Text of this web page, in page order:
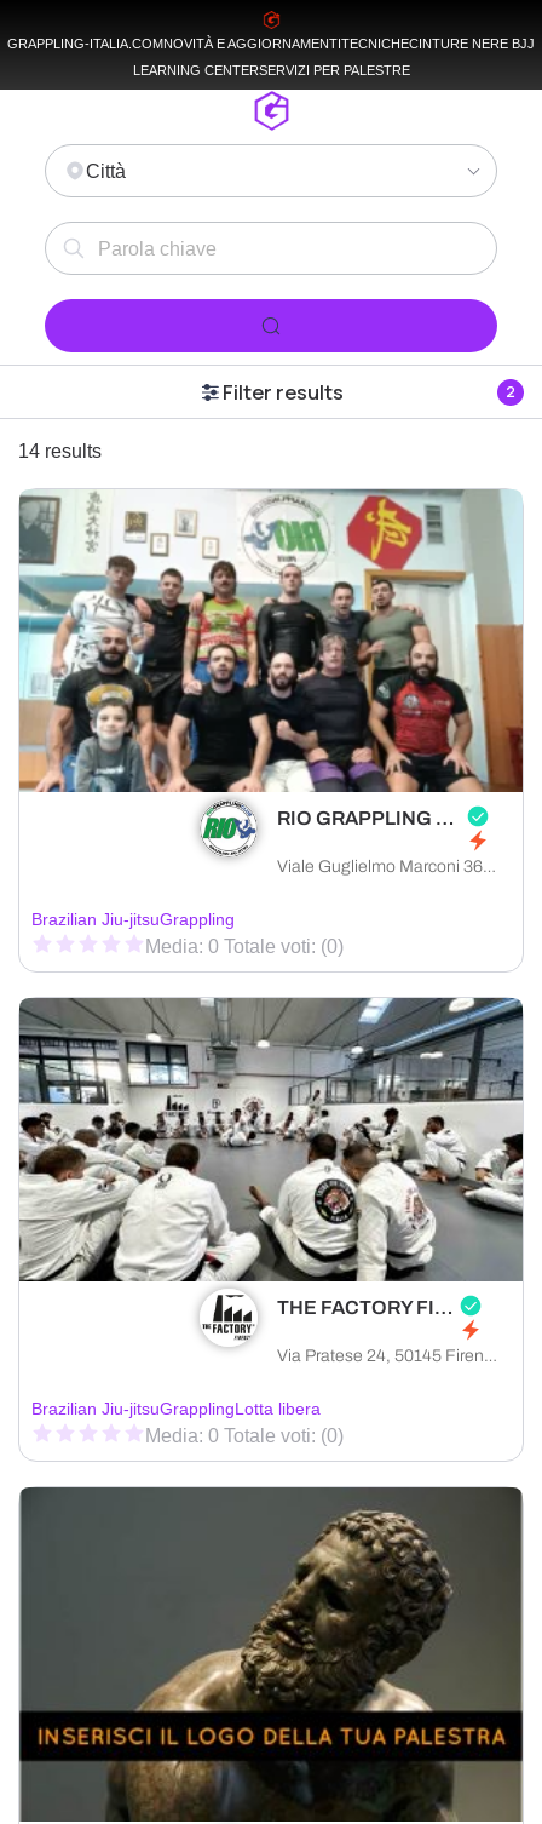
GRAPPLING-ITALIA.COMNOVITÀ E AGGIORNAMENTITECNICHECINTURE NERE BJJ
LEARNING CENTERSERVIZI PER PALESTRE
Città
Filter results 2
14 results
RIO GRAPPLING CLUB PRATO
Viale Guglielmo Marconi 36, 59100 Prato provincia di Prato, Italia
Brazilian Jiu-jitsuGrappling
Media: 0 Totale voti: (0)
THE FACTORY FIRENZE
Via Pratese 24, 50145 Firenze città metropolitana di Firenze, Italia
Brazilian Jiu-jitsuGrapplingLotta libera
Media: 0 Totale voti: (0)